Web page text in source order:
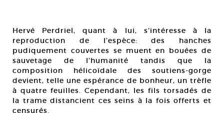
Hervé Perdriel, quant à lui, s’intéresse à la
reproduction de l’espèce: des hanches
pudiquement couvertes se muent en bouées de
sauvetage de l’humanité tandis que la
composition hélicoïdale des soutiens-gorge
devient, telle une espérance de bonheur, un trèfle
à quatre feuilles. Cependant, les fils torsadés de
la trame distancient ces seins à la fois offerts et
censurés.